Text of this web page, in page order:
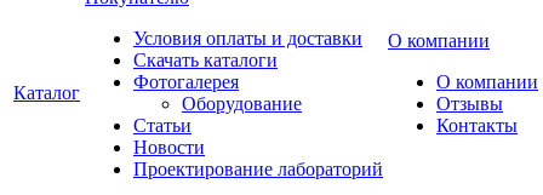
Каталог
Условия оплаты и доставки
Скачать каталоги
Фотогалерея
Оборудование
Статьи
Новости
Проектирование лабораторий
О компании
О компании
Отзывы
Контакты